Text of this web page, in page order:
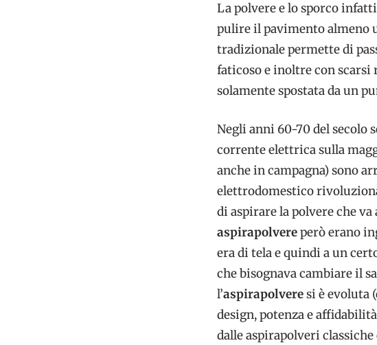
La polvere e lo sporco
pulire il pavimento almeno
tradizionale permette di
faticoso e inoltre con
solamente spostata da un
Negli anni 60-70 del secolo
corrente elettrica sulla
anche in campagna) sono
elettrodomestico
di aspirare la polvere che
aspirapolvereperò erano
era di tela e quindi a un
che bisognava cambiare il
l’aspirapolveresi è evoluta
design, potenza e
dalle aspirapolveri